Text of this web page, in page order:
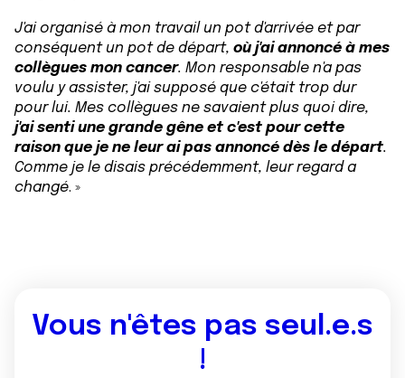
J'ai organisé à mon travail un pot d'arrivée et par
conséquent un pot de départ, où j'ai annoncé à mes
collègues mon cancer. Mon responsable n'a pas
voulu y assister, j'ai supposé que c'était trop dur
pour lui. Mes collègues ne savaient plus quoi dire,
j'ai senti une grande gêne et c'est pour cette
raison que je ne leur ai pas annoncé dès le départ.
Comme je le disais précédemment, leur regard a
changé. »
Vous n'êtes pas seul.e.s
!